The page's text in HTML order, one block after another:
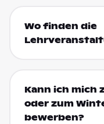
Wo finden die
Kann ich mich
oder zum
bewerben?